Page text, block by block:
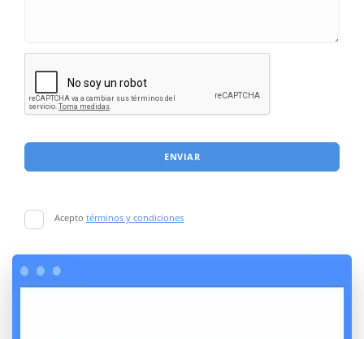
ENVIAR
Acepto términos y condiciones